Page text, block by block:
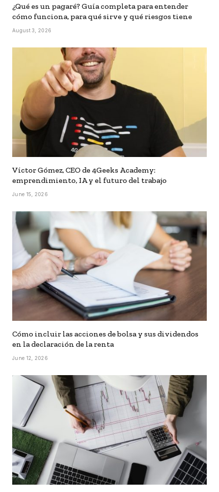
¿Qué es un pagaré? Guía completa para entender
cómo funciona, para qué sirve y qué riesgos tiene
August 3, 2026
Víctor Gómez, CEO de 4Geeks Academy:
emprendimiento, IA y el futuro del trabajo
June 15, 2026
Cómo incluir las acciones de bolsa y sus dividendos
en la declaración de la renta
June 12, 2026